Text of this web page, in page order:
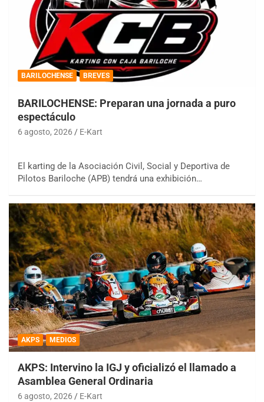
BARILOCHENSE BREVES
BARILOCHENSE: Preparan una jornada a puro
espectáculo
6 agosto, 2026 E-Kart
El karting de la Asociación Civil, Social y Deportiva de
Pilotos Bariloche (APB) tendrá una exhibición…
AKPS MEDIOS
AKPS: Intervino la IGJ y oficializó el llamado a
Asamblea General Ordinaria
6 agosto, 2026 E-Kart